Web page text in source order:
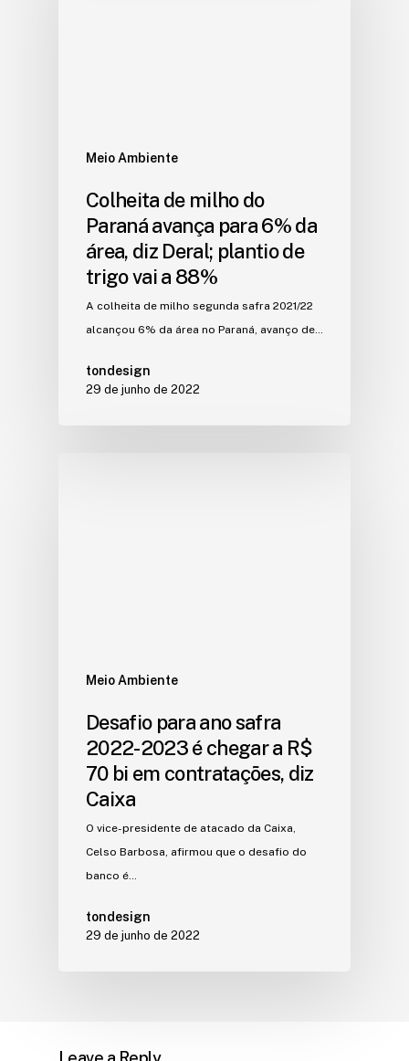
Meio Ambiente
Colheita de milho do
Paraná avança para 6% da
área, diz Deral; plantio de
trigo vai a 88%
A colheita de milho segunda safra 2021/22
alcançou 6% da área no Paraná, avanço de…
tondesign
29 de junho de 2022
Meio Ambiente
Desafio para ano safra
2022-2023 é chegar a R$
70 bi em contratações, diz
Caixa
O vice-presidente de atacado da Caixa,
Celso Barbosa, afirmou que o desafio do
banco é…
tondesign
29 de junho de 2022